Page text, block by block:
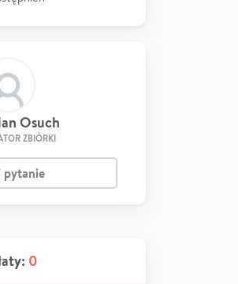
Osuch
ZBIÓRKI
pytanie
0